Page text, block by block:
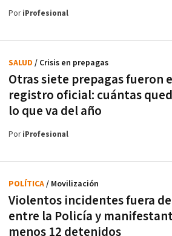
PoriProfesional
Otras siete prepagas fueron
registro oficial: cuántas
lo que va del año
SALUD / Crisis en prepagas
PoriProfesional
Violentos incidentes fuera
entre la Policía y
menos 12 detenidos
POLÍTICA/ Movilización